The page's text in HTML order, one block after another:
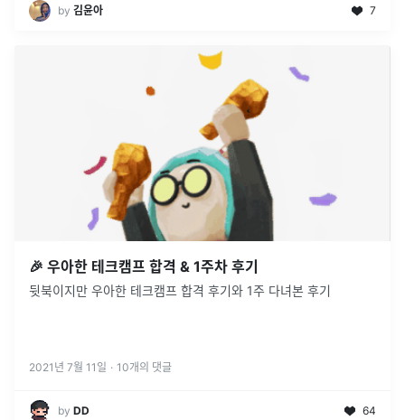
by 김윤아 7
🎉 우아한 테크캠프 합격 & 1주차 후기
뒷북이지만 우아한 테크캠프 합격 후기와 1주 다녀본 후기
2021년 7월 11일 · 10개의 댓글
by DD 64